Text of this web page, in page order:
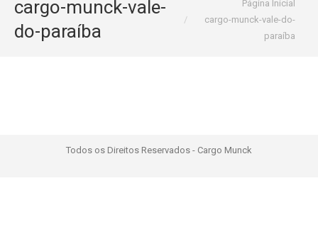
cargo-munck-vale-
do-paraíba
Página Inicial
cargo-munck-vale-do-
paraíba
Todos os Direitos Reservados - Cargo Munck